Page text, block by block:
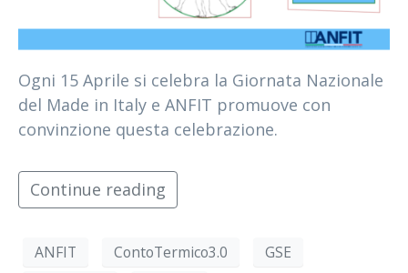
Ogni 15 Aprile si celebra la Giornata Nazionale
del Made in Italy e ANFIT promuove con
convinzione questa celebrazione.
Continue reading
ANFIT ContoTermico3.0
GSE